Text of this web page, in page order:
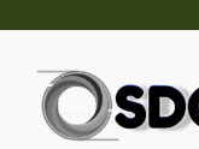
content